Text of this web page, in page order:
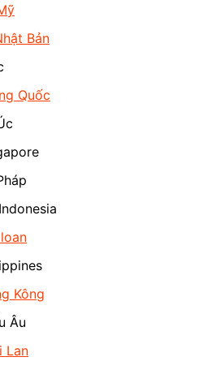
Bản
Quốc
Kông
Âu
Lan